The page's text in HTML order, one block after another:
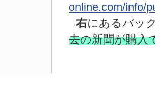
online.com/info/
右にあるバッ
去の新聞が購入